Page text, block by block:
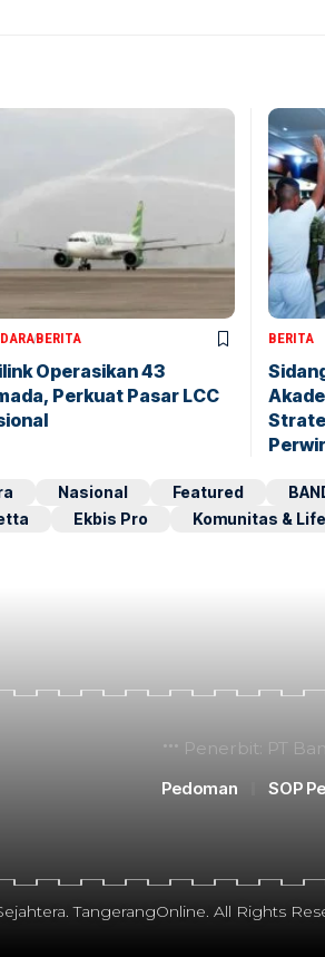
BERITA
Operasikan 43
Perkuat Pasar LCC
BERITA
Nasional Featured
Ekbis Pro Komunitas &
Penerbit: PT
Pedoman
SOP
TangerangOnline. All Rights